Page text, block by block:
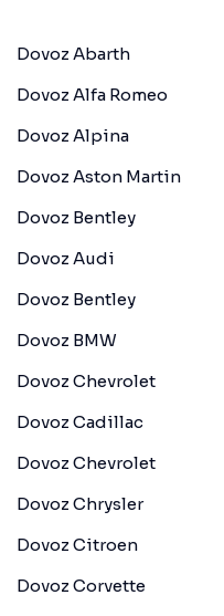
Dovoz Abarth
Dovoz Alfa Romeo
Dovoz Alpina
Dovoz Aston Martin
Dovoz Bentley
Dovoz Audi
Dovoz Bentley
Dovoz BMW
Dovoz Chevrolet
Dovoz Cadillac
Dovoz Chevrolet
Dovoz Chrysler
Dovoz Citroen
Dovoz Corvette